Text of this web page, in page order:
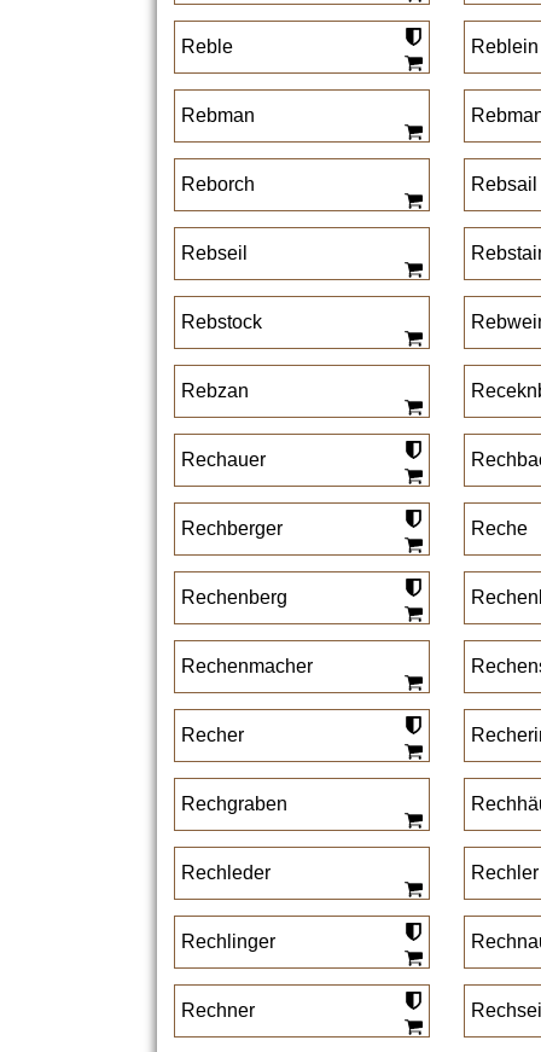
Reble Reblein
Rebman
Reborch Rebsail
Rebseil
Rebstock
Rebzan
Rechauer
Rechberger Reche
Rechenberg
Rechenmacher
Recher
Rechgraben
Rechleder Rechler
Rechlinger
Rechner